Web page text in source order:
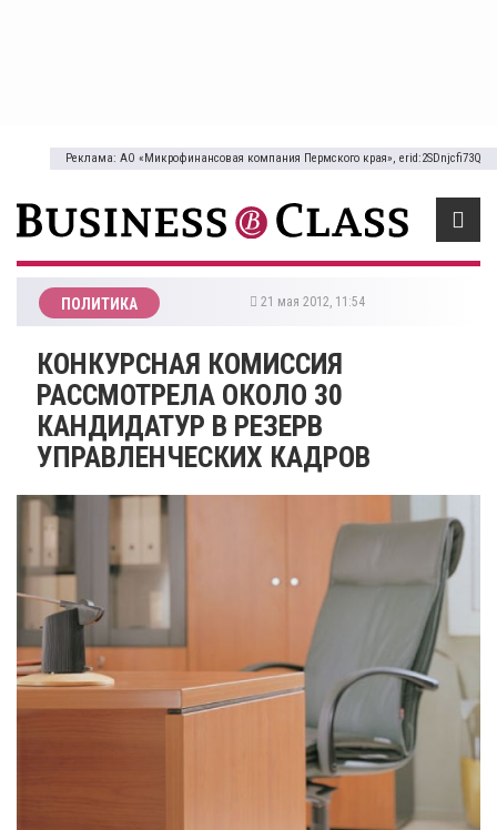
Реклама: АО «Микрофинансовая компания Пермского края», erid:2SDnjcfi73Q
ПОЛИТИКА 21 мая 2012, 11:54
КОНКУРСНАЯ КОМИССИЯ
РАССМОТРЕЛА ОКОЛО 30
КАНДИДАТУР В РЕЗЕРВ
УПРАВЛЕНЧЕСКИХ КАДРОВ